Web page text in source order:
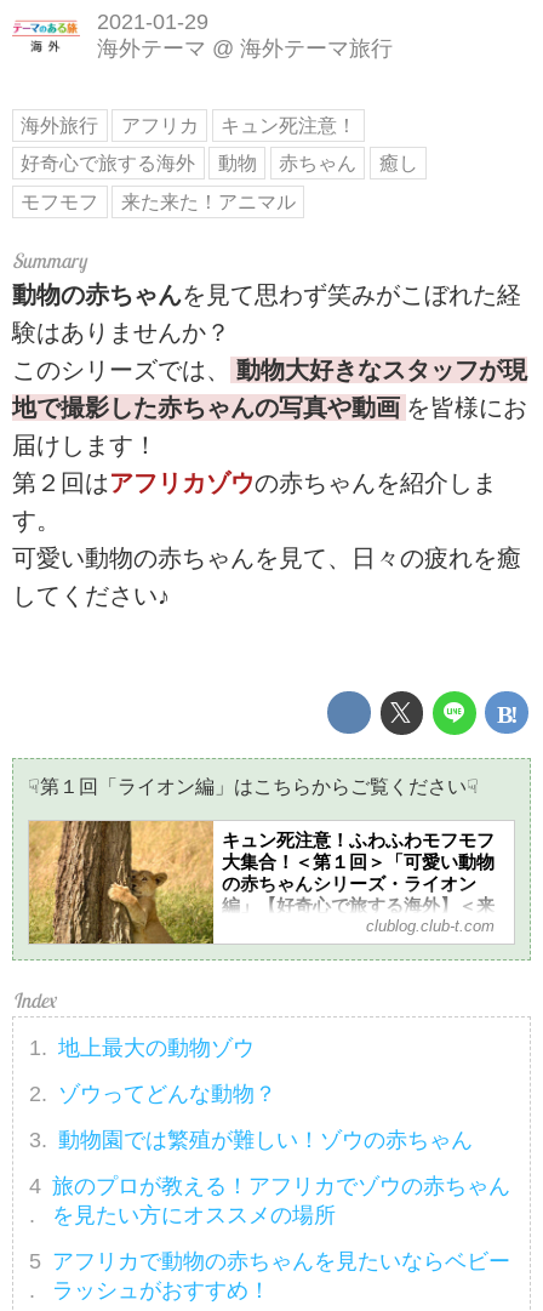
2021-01-29
海外テーマ @ 海外テーマ旅行
海外旅行 アフリカ
キュン死注意！
好奇心で旅する海外
動物 赤ちゃん
癒し
モフモフ
来た来た！アニマル
動物の赤ちゃんを見て思わず笑みがこぼれた経
験はありませんか？
このシリーズでは、
動物大好きなスタッフが現
地で撮影した赤ちゃんの写真や動画 を皆様にお
届けします！
第２回はアフリカゾウの赤ちゃんを紹介しま
す。
可愛い動物の赤ちゃんを見て、日々の疲れを癒
してください♪
☟第１回「ライオン編」はこちらからご覧ください☟
キュン死注意！ふわふわモフモフ
大集合！＜第１回＞「可愛い動物
の赤ちゃんシリーズ・ライオン
編」【好奇心で旅する海外】＜来
た来た！アニマル＞ - クラブログ
～スタッフブログ～｜クラブツー
では、動物大好きなスタッフが現地で撮
届けします！第１回はアフリカで見られ
介します。可愛い動物の赤ちゃんを見
clublog.club-t.com
地上最大の動物ゾウ
ゾウってどんな動物？
動物園では繁殖が難しい！ゾウの赤ちゃん
旅のプロが教える！アフリカでゾウの赤ちゃん
を見たい方にオススメの場所
アフリカで動物の赤ちゃんを見たいならベビー
ラッシュがおすすめ！